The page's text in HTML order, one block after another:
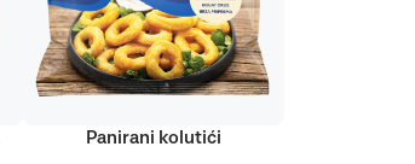
Panirani kolutići